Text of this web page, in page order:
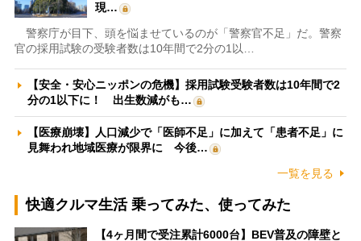
現…
警察庁が目下、頭を悩ませているのが「警察官不足」だ。警察
官の採用試験の受験者数は10年間で2分の1以…
【安全・安心ニッポンの危機】採用試験受験者数は10年間で2
分の1以下に！ 出生数減がも…
【医療崩壊】人口減少で「医師不足」に加えて「患者不足」に
見舞われ地域医療が限界に 今後…
一覧を見る
快適クルマ生活 乗ってみた、使ってみた
【4ヶ月間で受注累計6000台】BEV普及の障壁と